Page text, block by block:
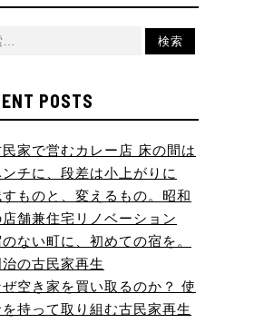
POSTS
民家で営むカレー店 床の間は
チに、段差は小上がりに
すものと、変えるもの。昭和
店舗兼住宅リノベーション
ない町に、初めての宿を。
治の古民家再生
ぜ空き家を買い取るのか？ 使
を持って取り組む古民家再生